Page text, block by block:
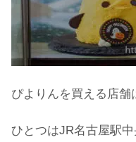
ぴよりんを買える店舗
ひとつはJR名古屋駅